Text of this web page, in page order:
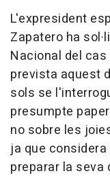
L'expresident
Zapatero ha
Nacional del
prevista aquest
sols se
presumpte
no sobre les
ja que
preparar la seva